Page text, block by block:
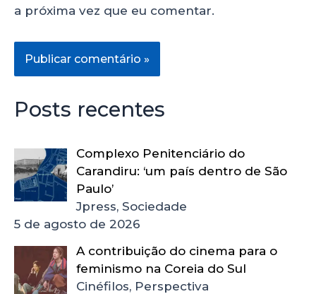
a próxima vez que eu comentar.
Posts recentes
Complexo Penitenciário do
Carandiru: ‘um país dentro de São
Paulo’
Jpress, Sociedade
5 de agosto de 2026
A contribuição do cinema para o
feminismo na Coreia do Sul
Cinéfilos, Perspectiva